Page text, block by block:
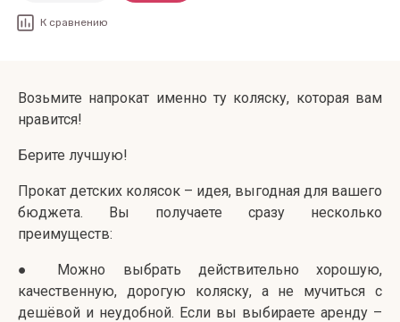
К сравнению
Возьмите напрокат именно ту коляску, которая вам
нравится!
Берите лучшую!
Прокат детских колясок – идея, выгодная для вашего
бюджета. Вы получаете сразу несколько
преимуществ:
● Можно выбрать действительно хорошую,
качественную, дорогую коляску, а не мучиться с
дешёвой и неудобной. Если вы выбираете аренду –